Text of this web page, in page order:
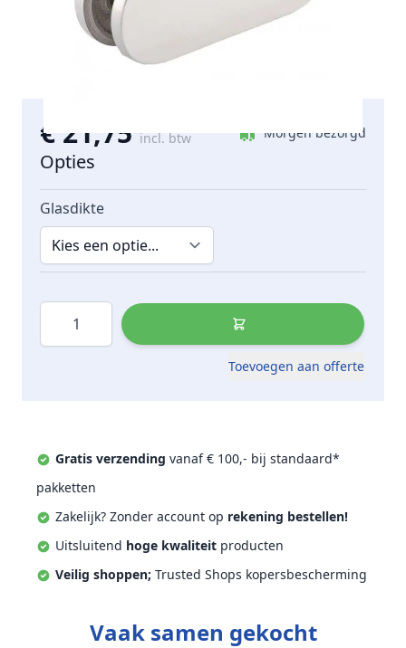
Diepte 29 mm voor compacte montage
Technische ondersteuning door RVS-specialisten
€ 21,75 incl. btw Morgen bezorgd
Opties
Glasdikte
Aantal
Toevoegen aan offerte
Gratis verzending vanaf € 100,- bij standaard*
pakketten
Zakelijk? Zonder account op rekening bestellen!
Uitsluitend hoge kwaliteit producten
Veilig shoppen; Trusted Shops kopersbescherming
Vaak samen gekocht